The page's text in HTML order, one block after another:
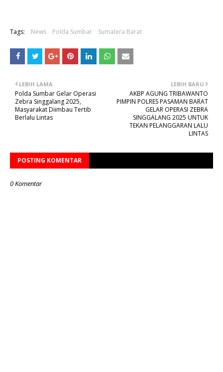
Tags: News Polda Sumbar Sumatera Barat
LEBIH BARU
AKBP AGUNG TRIBAWANTO
PIMPIN POLRES PASAMAN BARAT
GELAR OPERASI ZEBRA
SINGGALANG 2025 UNTUK
TEKAN PELANGGARAN LALU
LINTAS
LEBIH LAMA
Polda Sumbar Gelar Operasi
Zebra Singgalang 2025,
Masyarakat Diimbau Tertib
Berlalu Lintas
POSTING KOMENTAR
0 Komentar